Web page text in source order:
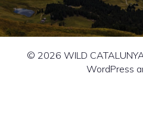
© 2026 WILD
WordPress